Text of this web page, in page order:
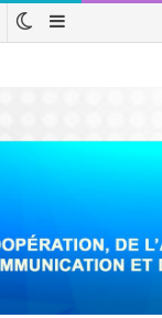
Rechercher
SwitchSidebar